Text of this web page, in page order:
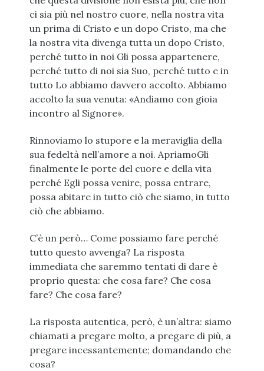
ci sia più nel nostro cuore, nella nostra vita
un prima di Cristo e un dopo Cristo, ma che
la nostra vita divenga tutta un dopo Cristo,
perché tutto in noi Gli possa appartenere,
perché tutto di noi sia Suo, perché tutto e in
tutto Lo abbiamo davvero accolto. Abbiamo
accolto la sua venuta: «Andiamo con gioia
incontro al Signore».
Rinnoviamo lo stupore e la meraviglia della
sua fedeltà nell’amore a noi. ApriamoGli
finalmente le porte del cuore e della vita
perché Egli possa venire, possa entrare,
possa abitare in tutto ciò che siamo, in tutto
ciò che abbiamo.
C’è un però… Come possiamo fare perché
tutto questo avvenga? La risposta
immediata che saremmo tentati di dare è
proprio questa: che cosa fare? Che cosa
fare? Che cosa fare?
La risposta autentica, però, è un’altra: siamo
chiamati a pregare molto, a pregare di più, a
pregare incessantemente; domandando che
cosa?